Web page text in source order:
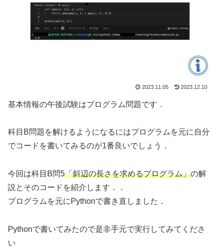
2023.11.05 2023.12.10
基本情報の午後試験はプログラム問題です．
科目B問題を解けるようになるにはプログラムを元に自分
でコードを書いてみるのが1番良いでしょう．
今回は科目B問5「斜辺の長さを求めるプログラム」の解
説とそのコードを紹介します．．
プログラムを元にPythonで書き直しました．
Pythonで書いてみたので是非手元で実行してみてくださ
い